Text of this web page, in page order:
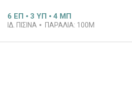
6 ΕΠ 3 ΥΠ 4 ΜΠ
ΙΔ. ΠΙΣΊΝΑ ΠΑΡΑΛΊΑ: 100M